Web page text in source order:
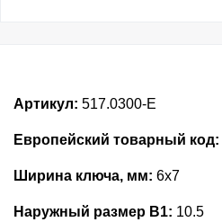
Артикул: 517.0300-E
Европейский товарный код:
Ширина ключа, мм: 6x7
Наружный размер В1: 10.5